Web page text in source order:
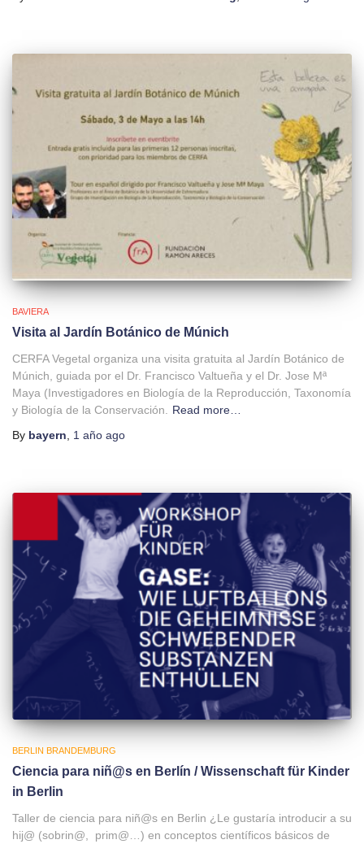
BAVIERA
Visita al Jardín Botánico de Múnich
CERFA Vegetal organiza una visita gratuita al Jardín Botánico de
Múnich, guiada por el Dr. Francisco Valtueña y el Dr. Jose Mª
Maya (Investigadores en Biología de la Reproducción, Taxonomía
y Biología de la Conservación.
Read more…
By bayern 1 año ago
BERLIN BRANDEMBURG
Ciencia para niñ@s en Berlín / Wissenschaft für Kinder
in Berlin
Taller de ciencia para niñ@s en Berlin ¿Le gustaría introducir a su
hij@ (sobrin@, prim@…) en conceptos científicos básicos de